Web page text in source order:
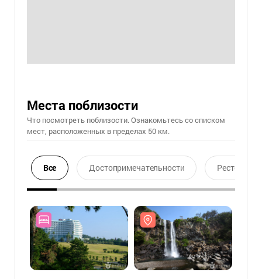
Места поблизости
Что посмотреть поблизости. Ознакомьтесь со списком
мест, расположенных в пределах 50 км.
Все Достопримечательности Ресторан